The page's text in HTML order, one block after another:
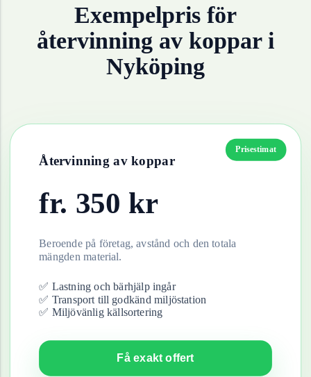
Exempelpris för
återvinning av koppari
Nyköping
Prisestimat
Återvinning av koppar
fr. 350 kr
Beroende på företag, avstånd och den totala
mängden material.
✅ Lastning och bärhjälp ingår
✅ Transport till godkänd miljöstation
✅ Miljövänlig källsortering
Få exakt offert